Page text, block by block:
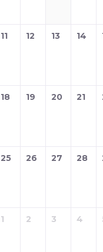
11 12 13 14
18 19 20 21
25 26 27 28
1 2 3 4